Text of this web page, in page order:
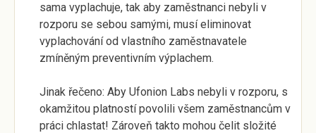
sama vyplachuje, tak aby zaměstnanci nebyli v
rozporu se sebou samými, musí eliminovat
vyplachování od vlastního zaměstnavatele
zmíněným preventivním výplachem.
Jinak řečeno: Aby Ufonion Labs nebyli v rozporu, s
okamžitou platností povolili všem zaměstnancům v
práci chlastat! Zároveň takto mohou čelit složité